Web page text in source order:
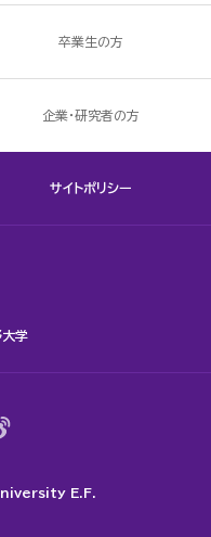
卒業生の方
企業・研究者の方
サイトポリシー
学
E.F.